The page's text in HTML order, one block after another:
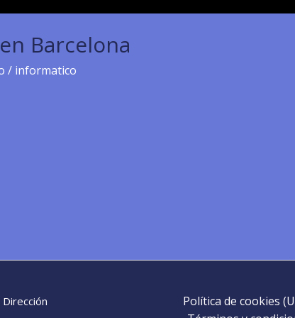
Barcelona
/ informatico
Dirección
Política de cookies